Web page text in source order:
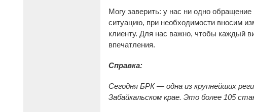
Могу заверить: у нас ни одно
ситуацию, при необходимости вносим
клиенту. Для нас важно, чтобы каждый
впечатления.
Справка:
Сегодня БРК — одна из крупнейших
Забайкальском крае. Это более 105